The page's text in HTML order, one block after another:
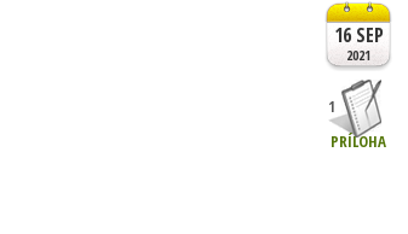
16 SEP
2021
1
PRÍLOHA